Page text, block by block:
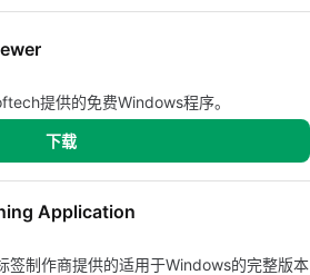
提供的免费Windows程序。
下载
Application
签制作商提供的适用于Windows的完整版本